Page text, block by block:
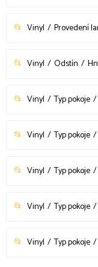
Vinyl Provedení
Vinyl Odstín
Vinyl Typ pokoje
Vinyl Typ pokoje
Vinyl Typ pokoje
Vinyl Typ pokoje
Vinyl Typ pokoje